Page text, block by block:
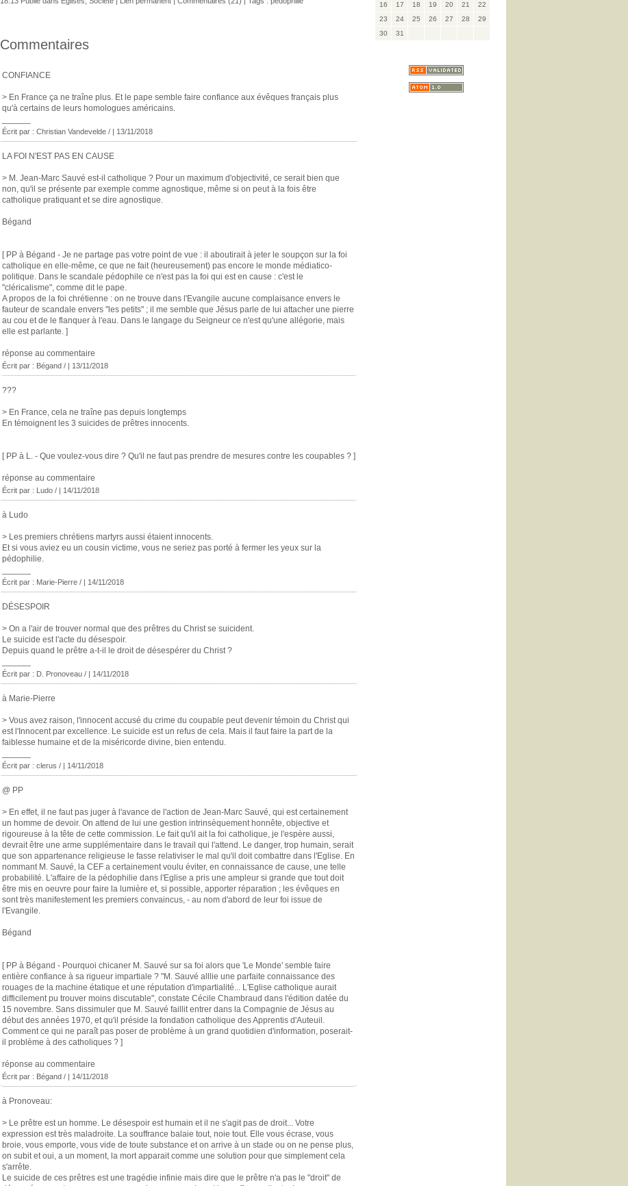
16
17 18 19 20 21
22
23
24 25 26 27 28
29
30
31
Commentaires
CONFIANCE
> En France ça ne traîne plus. Et le pape semble faire confiance aux évêques français plus
qu'à certains de leurs homologues américains.
Écrit par : Christian Vandevelde / | 13/11/2018
LA FOI N'EST PAS EN CAUSE
> M. Jean-Marc Sauvé est-il catholique ? Pour un maximum d'objectivité, ce serait bien que
non, qu'il se présente par exemple comme agnostique, même si on peut à la fois être
catholique pratiquant et se dire agnostique.
Bégand
[ PP à Bégand - Je ne partage pas votre point de vue : il aboutirait à jeter le soupçon sur la foi
catholique en elle-même, ce que ne fait (heureusement) pas encore le monde médiatico-
politique. Dans le scandale pédophile ce n'est pas la foi qui est en cause : c'est le
"cléricalisme", comme dit le pape.
A propos de la foi chrétienne : on ne trouve dans l'Evangile aucune complaisance envers le
fauteur de scandale envers "les petits" ; il me semble que Jésus parle de lui attacher une pierre
au cou et de le flanquer à l'eau. Dans le langage du Seigneur ce n'est qu'une allégorie, mais
elle est parlante. ]
réponse au commentaire
Écrit par : Bégand / | 13/11/2018
???
> En France, cela ne traîne pas depuis longtemps
En témoignent les 3 suicides de prêtres innocents.
[ PP à L. - Que voulez-vous dire ? Qu'il ne faut pas prendre de mesures contre les coupables ? ]
réponse au commentaire
Écrit par : Ludo / | 14/11/2018
à Ludo
> Les premiers chrétiens martyrs aussi étaient innocents.
Et si vous aviez eu un cousin victime, vous ne seriez pas porté à fermer les yeux sur la
pédophilie.
Écrit par : Marie-Pierre / | 14/11/2018
DÉSESPOIR
> On a l'air de trouver normal que des prêtres du Christ se suicident.
Le suicide est l'acte du désespoir.
Depuis quand le prêtre a-t-il le droit de désespérer du Christ ?
Écrit par : D. Pronoveau / | 14/11/2018
à Marie-Pierre
> Vous avez raison, l'innocent accusé du crime du coupable peut devenir témoin du Christ qui
est l'Innocent par excellence. Le suicide est un refus de cela. Mais il faut faire la part de la
faiblesse humaine et de la miséricorde divine, bien entendu.
Écrit par : clerus / | 14/11/2018
@ PP
> En effet, il ne faut pas juger à l'avance de l'action de Jean-Marc Sauvé, qui est certainement
un homme de devoir. On attend de lui une gestion intrinsèquement honnête, objective et
rigoureuse à la tête de cette commission. Le fait qu'il ait la foi catholique, je l'espère aussi,
devrait être une arme supplémentaire dans le travail qui l'attend. Le danger, trop humain, serait
que son appartenance religieuse le fasse relativiser le mal qu'il doit combattre dans l'Eglise. En
nommant M. Sauvé, la CEF a certainement voulu éviter, en connaissance de cause, une telle
probabilité. L'affaire de la pédophilie dans l'Eglise a pris une ampleur si grande que tout doit
être mis en oeuvre pour faire la lumière et, si possible, apporter réparation ; les évêques en
sont très manifestement les premiers convaincus, - au nom d'abord de leur foi issue de
l'Evangile.
Bégand
[ PP à Bégand - Pourquoi chicaner M. Sauvé sur sa foi alors que 'Le Monde' semble faire
entière confiance à sa rigueur impartiale ? "M. Sauvé alllie une parfaite connaissance des
rouages de la machine étatique et une réputation d'impartialité... L'Eglise catholique aurait
difficilement pu trouver moins discutable", constate Cécile Chambraud dans l'édition datée du
15 novembre. Sans dissimuler que M. Sauvé faillit entrer dans la Compagnie de Jésus au
début des années 1970, et qu'il préside la fondation catholique des Apprentis d'Auteuil.
Comment ce qui ne paraît pas poser de problème à un grand quotidien d'information, poserait-
il problème à des catholiques ? ]
réponse au commentaire
Écrit par : Bégand / | 14/11/2018
à Pronoveau:
> Le prêtre est un homme. Le désespoir est humain et il ne s'agit pas de droit... Votre
expression est très maladroite. La souffrance balaie tout, noie tout. Elle vous écrase, vous
broie, vous emporte, vous vide de toute substance et on arrive à un stade ou on ne pense plus,
on subit et oui, a un moment, la mort apparait comme une solution pour que simplement cela
s'arrête.
Le suicide de ces prêtres est une tragédie infinie mais dire que le prêtre n'a pas le "droit" de